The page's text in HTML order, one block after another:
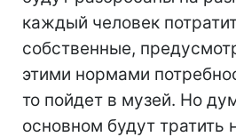
каждый человек
собственные,
этими нормами
то пойдет в музей. Но
основном будут тратить